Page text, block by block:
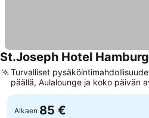
St.Joseph Hotel
Turvalliset
päällä, Aulalounge ja koko päivän
oleva baari
Alkaen 85 €